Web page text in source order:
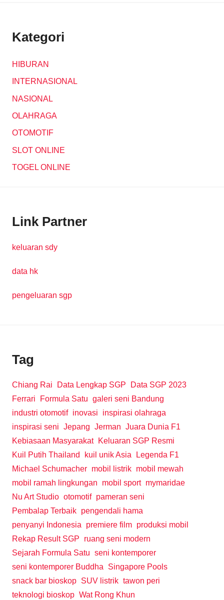
Kategori
HIBURAN
INTERNASIONAL
NASIONAL
OLAHRAGA
OTOMOTIF
SLOT ONLINE
TOGEL ONLINE
Link Partner
keluaran sdy
data hk
pengeluaran sgp
Tag
Chiang Rai Data Lengkap SGP
Data SGP 2023
Ferrari
Formula Satu galeri seni Bandung
industri otomotif inovasi
inspirasi olahraga
inspirasi seni Jepang Jerman Juara Dunia F1
Kebiasaan Masyarakat
Keluaran SGP Resmi
Kuil Putih Thailand
kuil unik Asia
Legenda F1
Michael Schumacher mobil listrik mobil mewah
mobil ramah lingkungan
mobil sport mymaridae
Nu Art Studio otomotif pameran seni
Pembalap Terbaik pengendali hama
penyanyi Indonesia
premiere film produksi mobil
Rekap Result SGP
ruang seni modern
Sejarah Formula Satu seni kontemporer
seni kontemporer Buddha
Singapore Pools
snack bar bioskop SUV listrik tawon peri
teknologi bioskop Wat Rong Khun